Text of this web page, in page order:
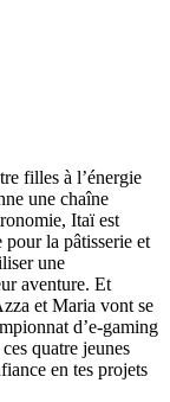
filles à l’énergie
une chaîne
Itaï est
la pâtisserie et
une
aventure. Et
et Maria vont se
d’e-gaming
quatre jeunes
en tes projets